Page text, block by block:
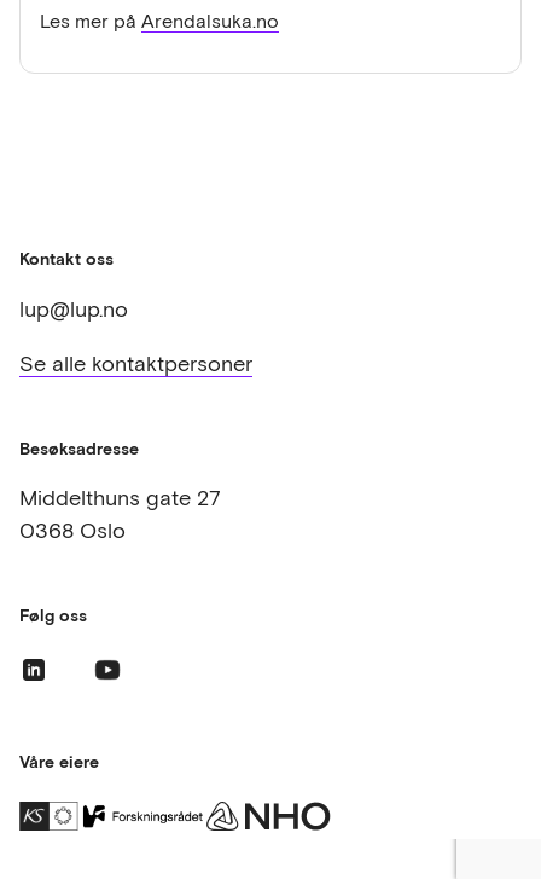
Les mer på Arendalsuka.no
Kontakt oss
lup@lup.no
Se alle kontaktpersoner
Besøksadresse
Middelthuns gate 27
0368 Oslo
Følg oss
Våre eiere